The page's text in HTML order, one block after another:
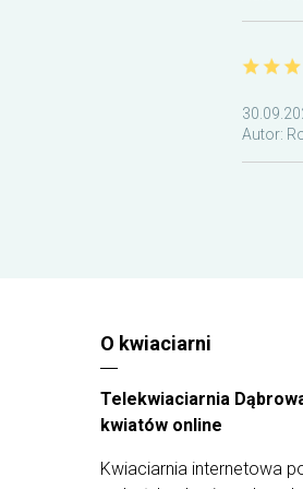
kompozycje mogły
kwiatów od dostawców i
różnych rodzajów -Autor:
O kwiaciarni
Telekwiaciarnia
kwiatów online
Kwiaciarnia internetowa